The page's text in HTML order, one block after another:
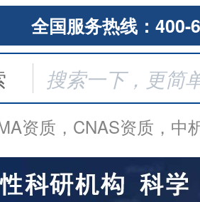
全国服务热线：400-
资质，CNAS资质，中